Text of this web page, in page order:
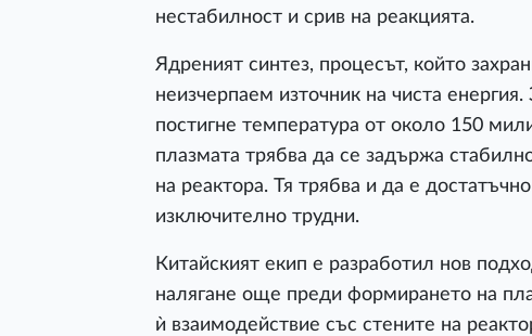
нестабилност и срив на реакцията.
Ядреният синтез, процесът, който
неизчерпаем източник на чиста
постигне температура от около 150
плазмата трябва да се задържа
на реактора. Тя трябва и да е
изключително трудни.
Китайският екип е разработил нов
налягане още преди формирането на
ѝ взаимодействие със стените на